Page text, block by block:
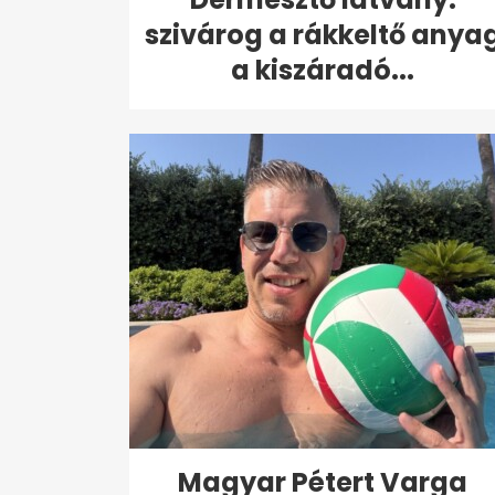
szivárog a rákkeltő
a kiszáradó...
Magyar Pétert Varga